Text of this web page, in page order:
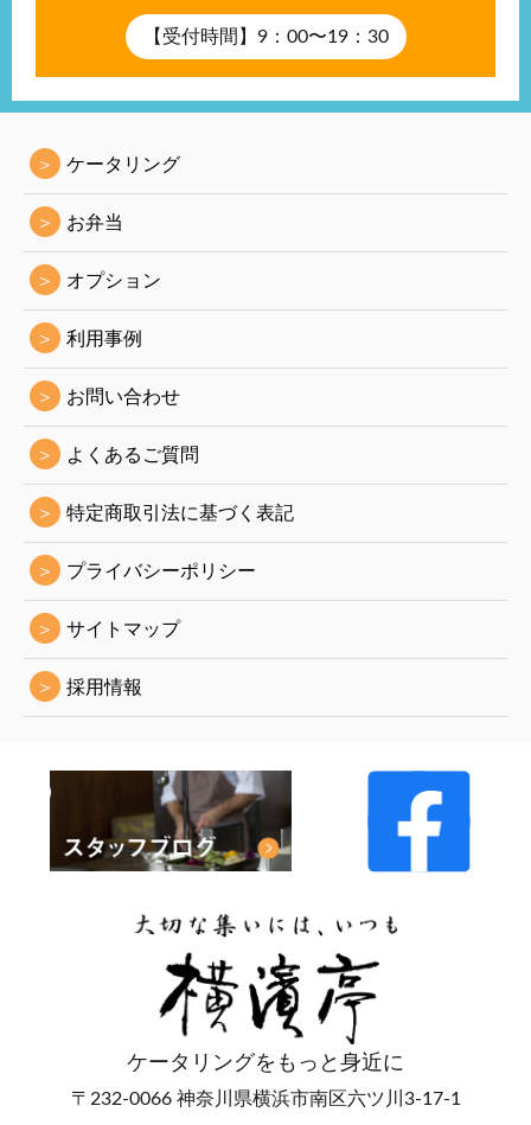
ン
【受付時間】9：00〜19：30
＞ ケータリング
＞ お弁当
＞ オプション
＞ 利用事例
＞ お問い合わせ
＞ よくあるご質問
＞ 特定商取引法に基づく表記
＞ プライバシーポリシー
＞ サイトマップ
＞ 採用情報
ケータリングをもっと身近に
〒232-0066 神奈川県横浜市南区六ツ川3-17-1